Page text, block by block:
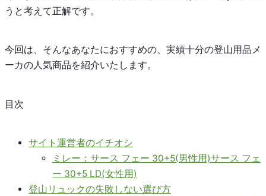
うと考えて正解です。
今回は、そんなあなたにおすすめの、実績十分の登山用品メ
ーカの人気商品を紹介いたします。
目次
サイト運営者のイチオシ
ミレー：サース フェー 30+5(男性用)サース フェ
ー 30+5 LD(女性用)
登山リュックの失敗しない選び方